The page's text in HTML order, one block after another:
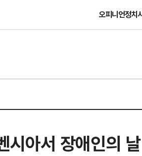
오피니언정치
시아서 장애인의